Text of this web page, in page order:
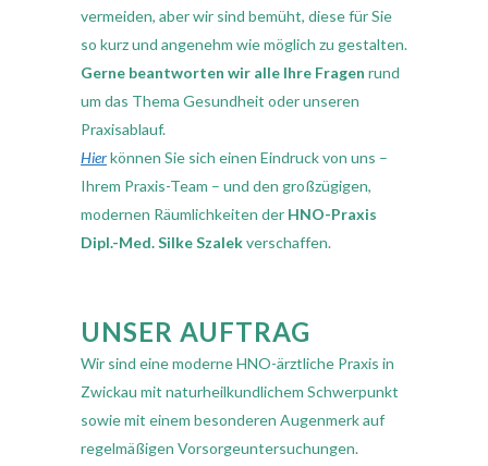
vermeiden, aber wir sind bemüht, diese für Sie
so kurz und angenehm wie möglich zu gestalten.
Gerne beantworten wir alle Ihre Fragen rund
um das Thema Gesundheit oder unseren
Praxisablauf.
Hierkönnen Sie sich einen Eindruck von uns –
Ihrem Praxis-Team – und den großzügigen,
modernen Räumlichkeiten der HNO-Praxis
Dipl.-Med. Silke Szalekverschaffen.
UNSER AUFTRAG
Wir sind eine moderne HNO-ärztliche Praxis in
Zwickau mit naturheilkundlichem Schwerpunkt
sowie mit einem besonderen Augenmerk auf
regelmäßigen Vorsorgeuntersuchungen.